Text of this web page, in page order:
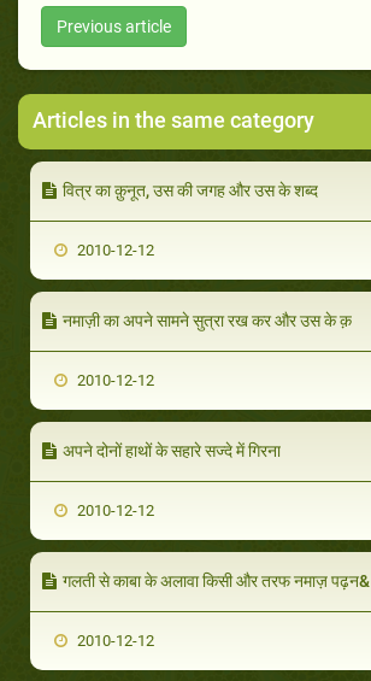
Previous article
Articles in the same category
वित्र का क़ुनूत, उस की जगह और उस के शब्द
2010-12-12
नमाज़ी का अपने सामने सुत्रा रख कर और उस के क़
2010-12-12
अपने दोनों हाथों के सहारे सज्दे में गिरना
2010-12-12
गलती से काबा के अलावा किसी और तरफ नमाज़ पढ़न&
2010-12-12